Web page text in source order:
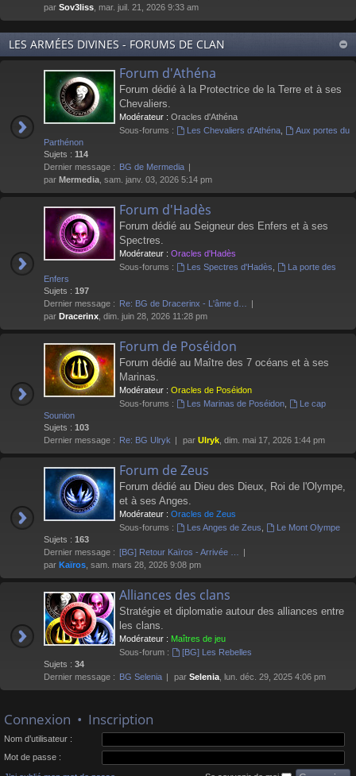
par Sov3liss , mar. juil. 21, 2026 9:33 am
LES ARMÉES DIVINES - FORUMS DE CLAN
Forum d'Athéna
Forum dédié à la Protectrice de la Terre et à ses
Chevaliers.
Modérateur : Oracles d'Athéna
Sous-forums :
Les Chevaliers d'Athéna,
Aux portes du
Parthénon
Sujets : 114
Dernier message : BG de Mermedia
par Mermedia , sam. janv. 03, 2026 5:14 pm
Forum d'Hadès
Forum dédié au Seigneur des Enfers et à ses
Spectres.
Modérateur : Oracles d'Hadès
Sous-forums :
Les Spectres d'Hadès
La porte des
Enfers
Sujets : 197
Dernier message : Re: BG de Dracerinx - L'âme d…
par Dracerinx , dim. juin 28, 2026 11:28 pm
Forum de Poséidon
Forum dédié au Maître des 7 océans et à ses
Marinas.
Modérateur : Oracles de Poséidon
Sous-forums :
Les Marinas de Poséidon,
Le cap
Sounion
Sujets : 103
Dernier message : Re: BG Ulryk par Ulryk , dim. mai 17, 2026 1:44 pm
Forum de Zeus
Forum dédié au Dieu des Dieux, Roi de l'Olympe,
et à ses Anges.
Modérateur : Oracles de Zeus
Sous-forums :
Les Anges de Zeus
Le Mont Olympe
Sujets : 163
Dernier message : [BG] Retour Kaïros - Arrivée …
par Kaïros , sam. mars 28, 2026 9:08 pm
Alliances des clans
Stratégie et diplomatie autour des alliances entre
les clans.
Modérateur : Maîtres de jeu
Sous-forum :
[BG] Les Rebelles
Sujets : 34
Dernier message : BG Selenia par Selenia , lun. déc. 29, 2025 4:06 pm
Connexion • Inscription
Nom d’utilisateur :
Mot de passe :